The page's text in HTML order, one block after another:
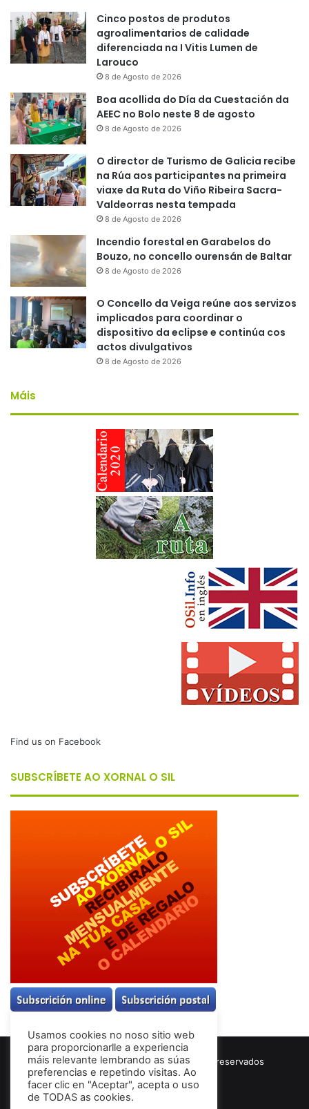
Cinco postos de produtos
agroalimentarios de calidade
diferenciada na I Vitis Lumen de
Larouco
8 de Agosto de 2026
Boa acollida do Día da Cuestación da
AEEC no Bolo neste 8 de agosto
8 de Agosto de 2026
O director de Turismo de Galicia recibe
na Rúa aos participantes na primeira
viaxe da Ruta do Viño Ribeira Sacra-
Valdeorras nesta tempada
8 de Agosto de 2026
Incendio forestal en Garabelos do
Bouzo, no concello ourensán de Baltar
8 de Agosto de 2026
O Concello da Veiga reúne aos servizos
implicados para coordinar o
dispositivo da eclipse e continúa cos
actos divulgativos
8 de Agosto de 2026
Máis
Find us on Facebook
SUBSCRÍBETE AO XORNAL O SIL
© Copyright 2026, Todos los derechos reservados
Términos & Condiciones
Usamos cookies no noso sitio web
para proporcionarlle a experiencia
máis relevante lembrando as súas
preferencias e repetindo visitas. Ao
facer clic en "Aceptar", acepta o uso
de TODAS as cookies.